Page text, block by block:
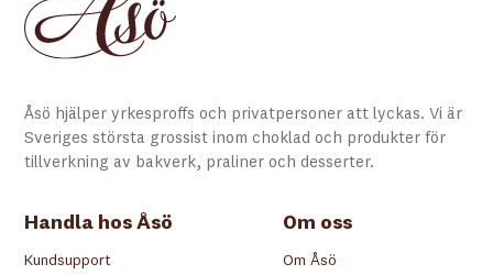
Åsö hjälper yrkesproffs och privatpersoner att lyckas. Vi är
Sveriges största grossist inom choklad och produkter för
tillverkning av bakverk, praliner och desserter.
Om oss
Om Åsö
Handla hos Åsö
Kundsupport